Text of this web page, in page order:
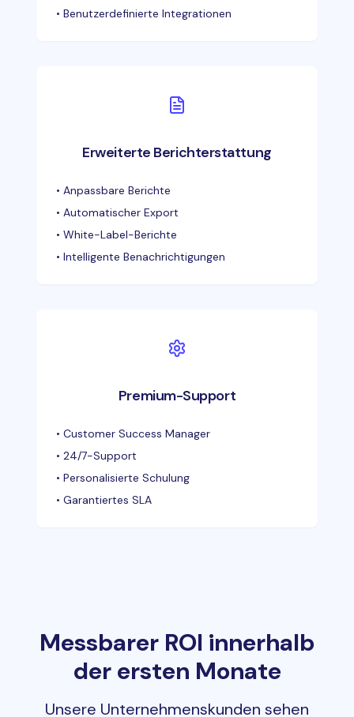
• Benutzerdefinierte Integrationen
Erweiterte Berichterstattung
• Anpassbare Berichte
• Automatischer Export
• White-Label-Berichte
• Intelligente Benachrichtigungen
Premium-Support
• Customer Success Manager
• 24/7-Support
• Personalisierte Schulung
• Garantiertes SLA
Messbarer ROI innerhalb
der ersten Monate
Unsere Unternehmenskunden sehen